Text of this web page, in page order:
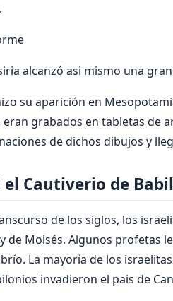
alcanzó asi mismo una
su aparición en
grabados en tabletas de
de dichos dibujos y
Cautiverio de
de los siglos, los
de Moisés. Algunos profetas
La mayoría de los
invadieron el pais de